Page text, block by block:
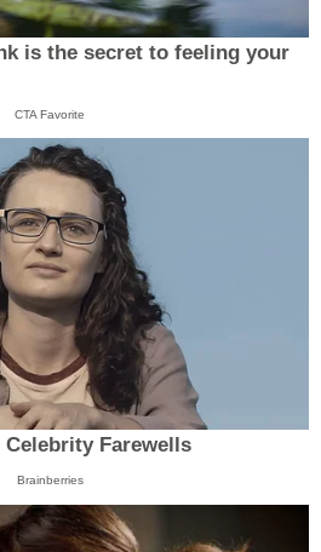
is the secret to feeling your
CTA Favorite
Celebrity Farewells
Brainberries